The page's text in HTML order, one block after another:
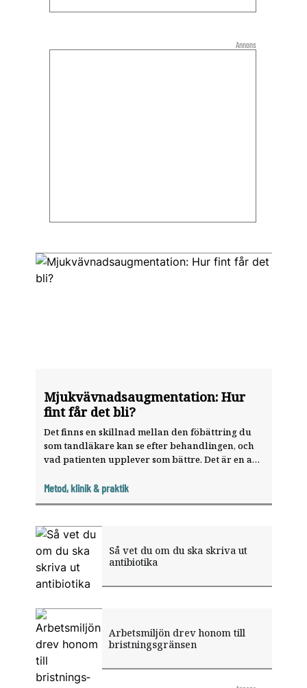
Mjukvävnadsaugmentation: Hur
fint får det bli?
Det finns en skillnad mellan den föbättring du
som tandläkare kan se efter behandlingen, och
vad patienten upplever som bättre. Det är en av
vid mjukvävnadsretraktion och
Metod, klinik & praktik
Så vet du om du ska skriva ut
antibiotika
Arbetsmiljön drev ­honom till
bristnings­gränsen
Annons